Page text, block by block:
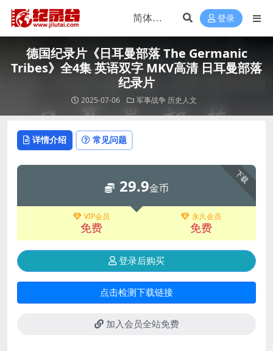
登录
德国纪录片《日耳曼部落 The Germanic
Tribes》全4集 英语双字 MKV高清 日耳曼部落
纪录片
2025-07-06 军事战争 历史人文
详情介绍 常见问题
下载
29.9金币
VIP会员
免费
永久会员
免费
登录后购买
点击检测下载链接
加入会员全站免费